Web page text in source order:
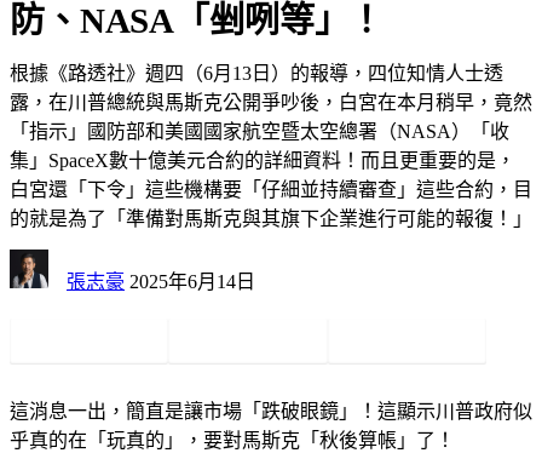
防、NASA「剉咧等」！
根據《路透社》週四（6月13日）的報導，四位知情人士透
露，在川普總統與馬斯克公開爭吵後，白宮在本月稍早，竟然
「指示」國防部和美國國家航空暨太空總署（NASA）「收
集」SpaceX數十億美元合約的詳細資料！而且更重要的是，
白宮還「下令」這些機構要「仔細並持續審查」這些合約，目
的就是為了「準備對馬斯克與其旗下企業進行可能的報復！」
張志豪 2025年6月14日
這消息一出，簡直是讓市場「 跌破眼鏡 」！這顯示川普政府似
乎真的在「 玩真的 」，要對馬斯克「 秋後算帳 」了！